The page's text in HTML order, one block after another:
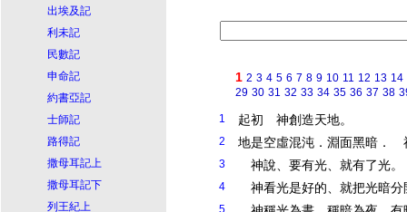
出埃及記
利未記
民數記
申命記
約書亞記
士師記
路得記
撒母耳記上
撒母耳記下
列王紀上
1 2 3 4 5 6 7 8 9 10 11 12 13 14
29 30 31 32 33 34 35 36 37 38
1 起初 神創造天地。
2 地是空虛混沌．淵面黑暗．
3 神說、要有光、就有了光。
4 神看光是好的、就把光暗分
5